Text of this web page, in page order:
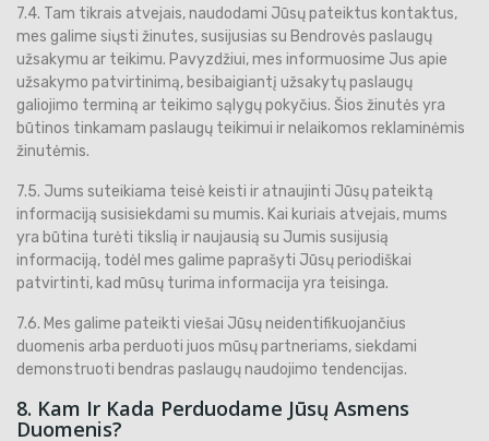
7.4. Tam tikrais atvejais, naudodami Jūsų pateiktus kontaktus,
mes galime siųsti žinutes, susijusias su Bendrovės paslaugų
užsakymu ar teikimu. Pavyzdžiui, mes informuosime Jus apie
užsakymo patvirtinimą, besibaigiantį užsakytų paslaugų
galiojimo terminą ar teikimo sąlygų pokyčius. Šios žinutės yra
būtinos tinkamam paslaugų teikimui ir nelaikomos reklaminėmis
žinutėmis.
7.5. Jums suteikiama teisė keisti ir atnaujinti Jūsų pateiktą
informaciją susisiekdami su mumis. Kai kuriais atvejais, mums
yra būtina turėti tikslią ir naujausią su Jumis susijusią
informaciją, todėl mes galime paprašyti Jūsų periodiškai
patvirtinti, kad mūsų turima informacija yra teisinga.
7.6. Mes galime pateikti viešai Jūsų neidentifikuojančius
duomenis arba perduoti juos mūsų partneriams, siekdami
demonstruoti bendras paslaugų naudojimo tendencijas.
8. Kam Ir Kada Perduodame Jūsų Asmens
Duomenis?